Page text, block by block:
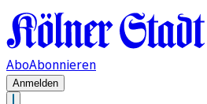
AboAbonnieren
Anmelden